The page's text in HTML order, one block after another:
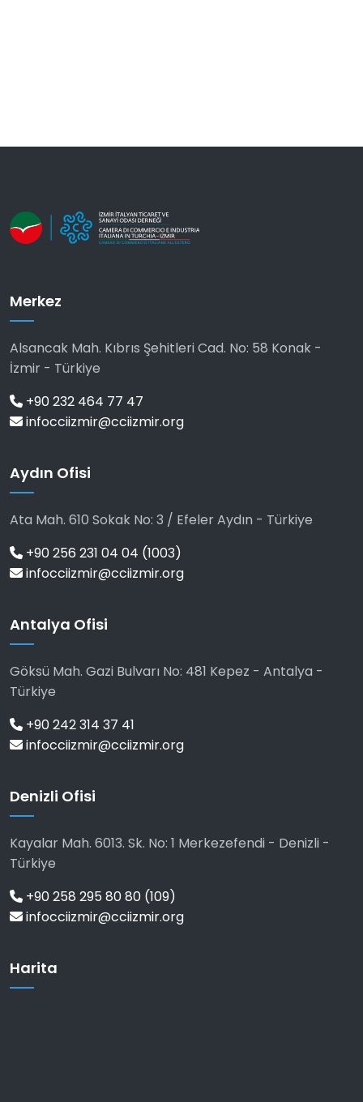
Merkez
Alsancak Mah. Kıbrıs Şehitleri Cad. No: 58 Konak -
İzmir - Türkiye
+90 232 464 77 47
infocciizmir@cciizmir.org
Aydın Ofisi
Ata Mah. 610 Sokak No: 3 / Efeler Aydın - Türkiye
+90 256 231 04 04 (1003)
infocciizmir@cciizmir.org
Antalya Ofisi
Göksü Mah. Gazi Bulvarı No: 481 Kepez - Antalya -
Türkiye
+90 242 314 37 41
infocciizmir@cciizmir.org
Denizli Ofisi
Kayalar Mah. 6013. Sk. No: 1 Merkezefendi - Denizli -
Türkiye
+90 258 295 80 80 (109)
infocciizmir@cciizmir.org
Harita